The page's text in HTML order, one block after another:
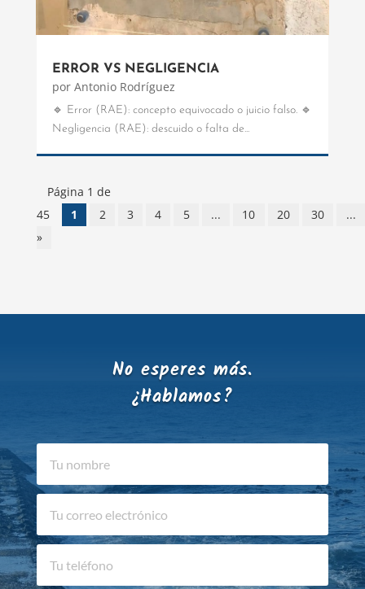
ERROR VS NEGLIGENCIA
por Antonio Rodríguez
🔹 Error (RAE): concepto equivocado o juicio falso. 🔹
Negligencia (RAE): descuido o falta de...
Página 1 de
45
1 2 3 4 5 ... 10 20 30
...
»
No esperes más.
¿Hablamos?